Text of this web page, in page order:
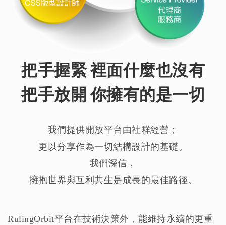
把手握緊 裡面什麼也沒有
把手放開 你擁有的是一切
我們提供開放平台由社群經營；
更以分享作為一切結構設計的基礎。
我們深信，
擁抱世界與互利共生是成長的最佳路徑。
RulingOrbit平台在技術決策外，能維持永續的更重